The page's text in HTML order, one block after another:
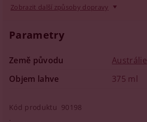
Zobrazit další způsoby dopravy
Parametry
Země původu
Austrálie
Objem lahve
375 ml
Kód produktu 90198